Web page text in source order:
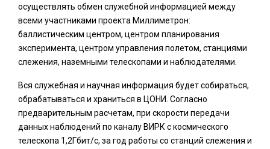
осуществлять обмен служебной информацией между
всеми участниками проекта Миллиметрон:
баллистическим центром, центром планирования
эксперимента, центром управления полетом, станциями
слежения, наземными телескопами и наблюдателями.
Вся служебная и научная информация будет собираться,
обрабатываться и храниться в ЦОНИ. Согласно
предварительным расчетам, при скорости передачи
данных наблюдений по каналу ВИРК с космического
телескопа 1,2Гбит/с, за год работы со станций слежения и